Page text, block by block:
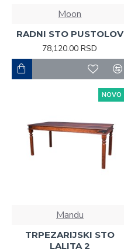
Moon
RADNI STO PUSTOLOV
78,120.00 RSD
NOVO
Mandu
TRPEZARIJSKI STO
LALITA 2